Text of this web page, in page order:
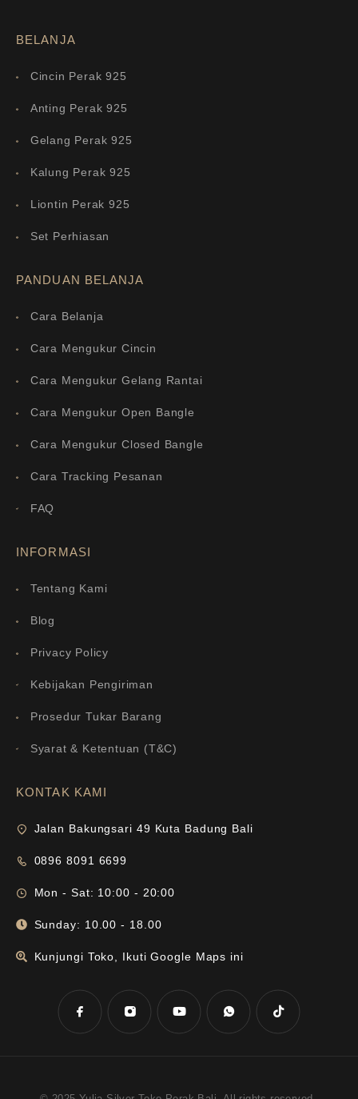
BELANJA
Cincin Perak 925
Anting Perak 925
Gelang Perak 925
Kalung Perak 925
Liontin Perak 925
Set Perhiasan
PANDUAN BELANJA
Cara Belanja
Cara Mengukur Cincin
Cara Mengukur Gelang Rantai
Cara Mengukur Open Bangle
Cara Mengukur Closed Bangle
Cara Tracking Pesanan
FAQ
INFORMASI
Tentang Kami
Blog
Privacy Policy
Kebijakan Pengiriman
Prosedur Tukar Barang
Syarat & Ketentuan (T&C)
KONTAK KAMI
Jalan Bakungsari 49 Kuta Badung Bali
0896 8091 6699
Mon - Sat: 10:00 - 20:00
Sunday: 10.00 - 18.00
Kunjungi Toko, Ikuti Google Maps ini